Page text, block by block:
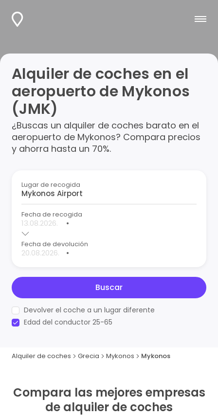
Alquiler de coches en el
aeropuerto de Mykonos
(JMK)
¿Buscas un alquiler de coches barato en el
aeropuerto de Mykonos? Compara precios
y ahorra hasta un 70%.
Lugar de recogida
Fecha de recogida
•
Fecha de devolución
•
Buscar
Devolver el coche a un lugar diferente
Edad del conductor 25-65
Alquiler de coches Grecia Mykonos Mykonos
Compara las mejores empresas
de alquiler de coches